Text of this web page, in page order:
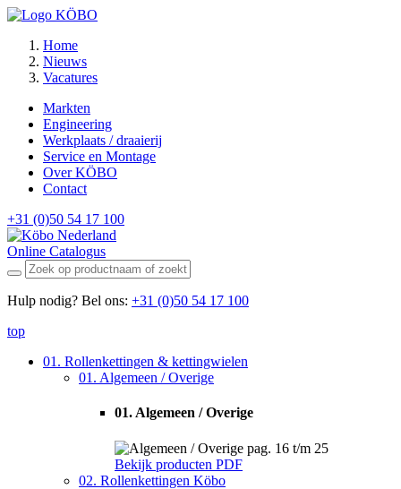
Home
Nieuws
Vacatures
Markten
Engineering
Werkplaats / draaierij
Service en Montage
Over KÖBO
Contact
+31 (0)50 54 17 100
Online Catalogus
Hulp nodig? Bel ons: +31 (0)50 54 17 100
top
01. Rollenkettingen & kettingwielen
01. Algemeen / Overige
01. Algemeen / Overige
pag. 16 t/m 25
Bekijk producten PDF
02. Rollenkettingen Köbo